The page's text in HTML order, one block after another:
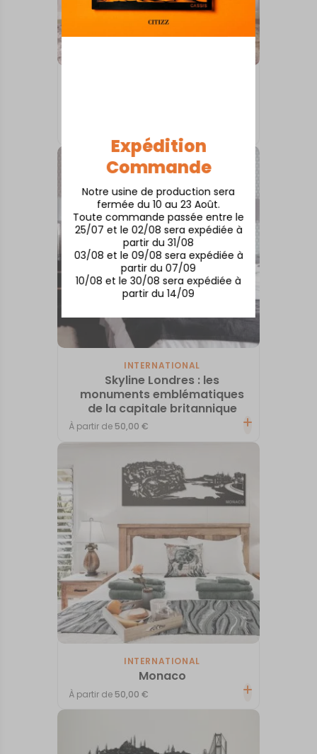
Expédition
Commande
Notre usine de production sera
fermée du 10 au 23 Août.
Toute commande passée entre le
25/07 et le 02/08 sera expédiée à
partir du 31/08
03/08 et le 09/08 sera expédiée à
partir du 07/09
10/08 et le 30/08 sera expédiée à
partir du 14/09
INTERNATIONAL
Skyline Londres : les
monuments emblématiques
de la capitale britannique
À partir de 50,00€
INTERNATIONAL
Monaco
À partir de 50,00€